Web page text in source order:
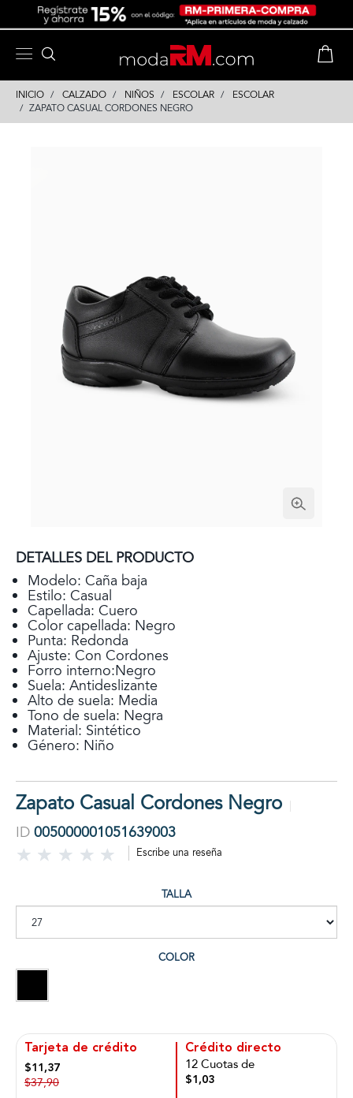
INICIO CALZADO NIÑOS ESCOLAR
ESCOLAR
ZAPATO CASUAL CORDONES NEGRO
DETALLES DEL PRODUCTO
Modelo: Caña baja
Estilo: Casual
Capellada: Cuero
Color capellada: Negro
Punta: Redonda
Ajuste: Con Cordones
Forro interno:Negro
Suela: Antideslizante
Alto de suela: Media
Tono de suela: Negra
Material: Sintético
Género: Niño
Zapato Casual Cordones Negro
ID 005000001051639003
Escribe una reseña
TALLA
COLOR
Tarjeta de crédito
$11,37
$37,90
Crédito directo
12 Cuotas de
$1,03